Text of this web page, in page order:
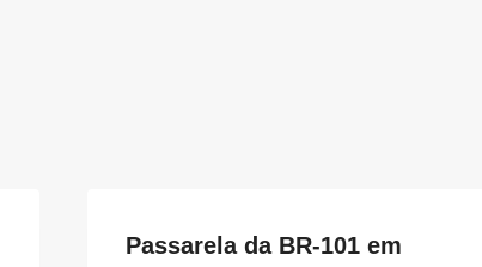
Passarela da BR-101 em